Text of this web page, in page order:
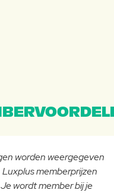
worden weergegeven
memberprijzen
wordt member bij je